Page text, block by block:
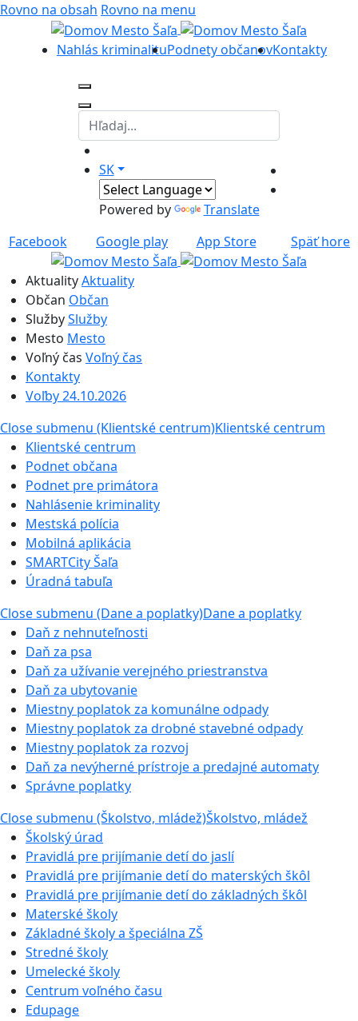
Rovno na obsah Rovno na menu
Nahlás kriminalituPodnety občanovKontakty
SK
Powered by
Translate
Facebook
Google play App Store Späť hore
AktualityAktuality
Občan Občan
SlužbySlužby
Mesto Mesto
Voľný čas Voľný čas
Kontakty
Voľby 24.10.2026
Close submenu (Klientské centrum)Klientské centrum
Klientské centrum
Podnet občana
Podnet pre primátora
Nahlásenie kriminality
Mestská polícia
Mobilná aplikácia
SMARTCity Šaľa
Úradná tabuľa
Close submenu (Dane a poplatky)Dane a poplatky
Daň z nehnuteľnosti
Daň za psa
Daň za užívanie verejného priestranstva
Daň za ubytovanie
Miestny poplatok za komunálne odpady
Miestny poplatok za drobné stavebné odpady
Miestny poplatok za rozvoj
Daň za nevýherné prístroje a predajné automaty
Správne poplatky
Close submenu (Školstvo, mládež)Školstvo, mládež
Školský úrad
Pravidlá pre prijímanie detí do jaslí
Pravidlá pre prijímanie detí do materských škôl
Pravidlá pre prijímanie detí do základných škôl
Materské školy
Základné školy a špeciálna ZŠ
Stredné školy
Umelecké školy
Centrum voľného času
Edupage